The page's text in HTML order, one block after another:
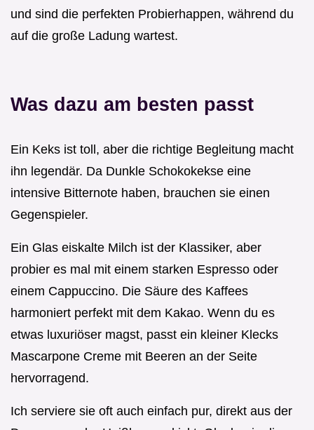
und sind die perfekten Probierhappen, während du
auf die große Ladung wartest.
Was dazu am besten passt
Ein Keks ist toll, aber die richtige Begleitung macht
ihn legendär. Da Dunkle Schokokekse eine
intensive Bitternote haben, brauchen sie einen
Gegenspieler.
Ein Glas eiskalte Milch ist der Klassiker, aber
probier es mal mit einem starken Espresso oder
einem Cappuccino. Die Säure des Kaffees
harmoniert perfekt mit dem Kakao. Wenn du es
etwas luxuriöser magst, passt ein kleiner Klecks
Mascarpone Creme mit Beeren an der Seite
hervorragend.
Ich serviere sie oft auch einfach pur, direkt aus der